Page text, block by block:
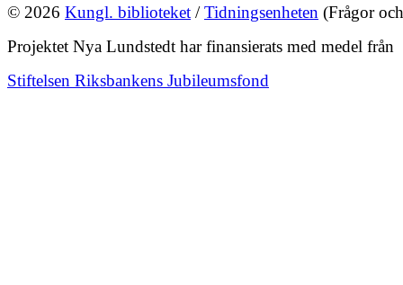
© 2026 Kungl. biblioteket /Tidningsenheten (Frågor
Projektet Nya Lundstedt har finansierats med medel från
Stiftelsen Riksbankens Jubileumsfond